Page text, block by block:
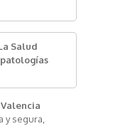
Salud
y segura,